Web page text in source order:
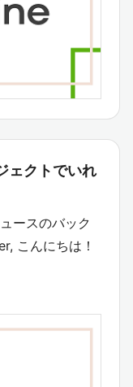
ェクトでいれ
ースのバック
こんにちは！